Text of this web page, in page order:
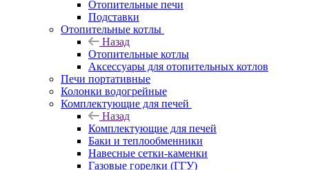
Отопительные печи
Подставки
Отопительные котлы
Назад
Отопительные котлы
Аксессуары для отопительных котлов
Печи портативные
Колонки водогрейные
Комплектующие для печей
Назад
Комплектующие для печей
Баки и теплообменники
Навесные сетки-каменки
Газовые горелки (ГГУ)